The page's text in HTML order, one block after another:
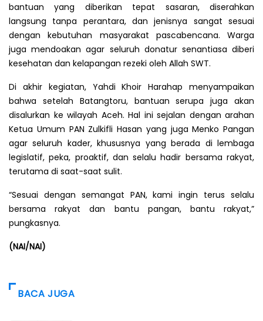
bantuan yang diberikan tepat sasaran, diserahkan
langsung tanpa perantara, dan jenisnya sangat sesuai
dengan kebutuhan masyarakat pascabencana. Warga
juga mendoakan agar seluruh donatur senantiasa diberi
kesehatan dan kelapangan rezeki oleh Allah SWT.
Di akhir kegiatan, Yahdi Khoir Harahap menyampaikan
bahwa setelah Batangtoru, bantuan serupa juga akan
disalurkan ke wilayah Aceh. Hal ini sejalan dengan arahan
Ketua Umum PAN Zulkifli Hasan yang juga Menko Pangan
agar seluruh kader, khususnya yang berada di lembaga
legislatif, peka, proaktif, dan selalu hadir bersama rakyat,
terutama di saat-saat sulit.
“Sesuai dengan semangat PAN, kami ingin terus selalu
bersama rakyat dan bantu pangan, bantu rakyat,”
pungkasnya.
(NAI/NAI)
BACA JUGA